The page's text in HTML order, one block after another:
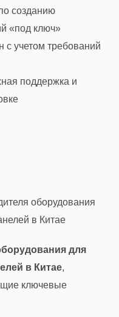
созданию
«под ключ»
с учетом требований
поддержка и
оборудования
в Китае
для
в Китае,
ключевые